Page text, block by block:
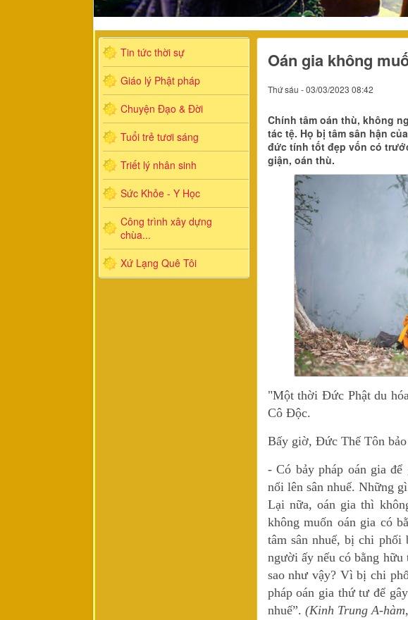
Oán gia không
Thứ sáu - 03/03/2023 08:42
Chính tâm oán thù, không
tác tệ. Họ bị tâm sân hận
đức tính tốt đẹp vốn có
giận, oán thù.
"Một thời Đức Phật du
Cô Độc.
Bấy giờ, Đức Thế Tôn
- Có bảy pháp oán gia
nổi lên sân nhuế. Những
Lại nữa, oán gia thì
không muốn oán gia có
tâm sân nhuế, bị chi phối
người ấy nếu có bằng
sao như vậy? Vì bị chi
pháp oán gia thứ tư để
nhuế”. (Kinh Trung A-hàm
Tin tức thời sự
Giáo lý Phật pháp
Chuyện Đạo & Đời
Tuổi trẻ tươi sáng
Triết lý nhân sinh
Sức Khỏe - Y Học
Công trình xây dựng
chùa...
Xứ Lạng Quê Tôi